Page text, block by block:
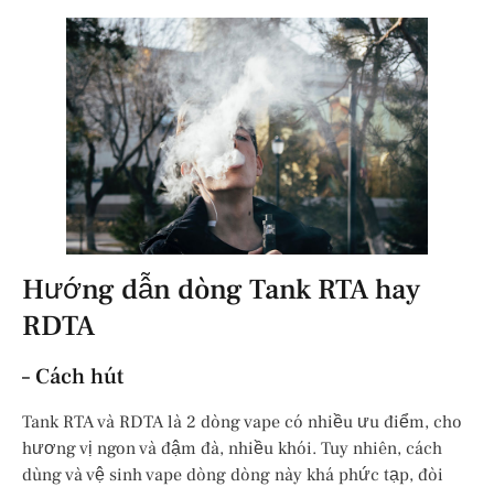
Hướng dẫn dòng Tank RTA hay
RDTA
– Cách hút
Tank RTA và RDTA là 2 dòng vape có nhiều ưu điểm, cho
hương vị ngon và đậm đà, nhiều khói. Tuy nhiên, cách
dùng và vệ sinh vape dòng dòng này khá phức tạp, đòi